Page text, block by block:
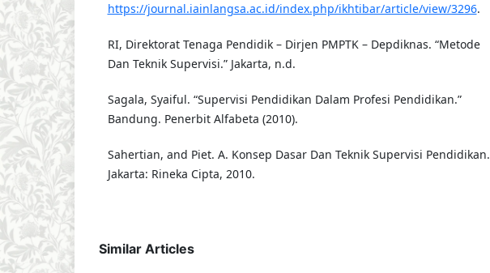
https://journal.iainlangsa.ac.id/index.php/ikhtibar/article/view/3296.
RI, Direktorat Tenaga Pendidik – Dirjen PMPTK – Depdiknas. “Metode
Dan Teknik Supervisi.” Jakarta, n.d.
Sagala, Syaiful. “Supervisi Pendidikan Dalam Profesi Pendidikan.”
Bandung. Penerbit Alfabeta (2010).
Sahertian, and Piet. A. Konsep Dasar Dan Teknik Supervisi Pendidikan.
Jakarta: Rineka Cipta, 2010.
Similar Articles